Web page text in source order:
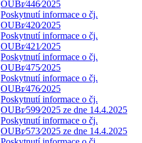
OUBr⁄446⁄2025
Poskytnutí informace o čj.
OUBr⁄420⁄2025
Poskytnutí informace o čj.
OUBr⁄421⁄2025
Poskytnutí informace o čj.
OUBr⁄475⁄2025
Poskytnutí informace o čj.
OUBr⁄476⁄2025
Poskytnutí informace o čj.
OUBr⁄599⁄2025 ze dne 14.4.2025
Poskytnutí informace o čj.
OUBr⁄573⁄2025 ze dne 14.4.2025